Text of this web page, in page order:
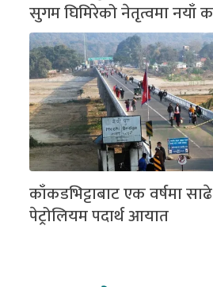
सुगम घिमिरेको नेतृत्वमा नयाँ
काँकडभिट्टाबाट एक वर्षमा
पेट्रोलियम पदार्थ आयात